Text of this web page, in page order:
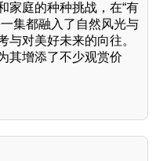
家庭的种种挑战，在“有
集都融入了自然风光与
与对美好未来的向往。
其增添了不少观赏价